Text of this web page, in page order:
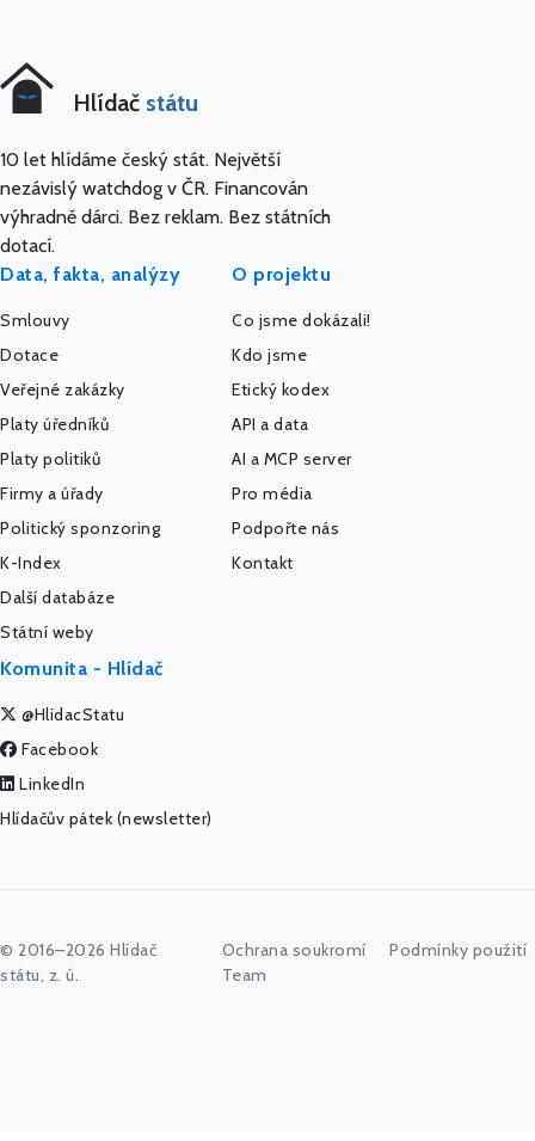
Hlídač státu
10 let hlídáme český stát. Největší
nezávislý watchdog v ČR. Financován
výhradně dárci. Bez reklam. Bez státních
dotací.
Data, fakta, analýzy
Smlouvy
Dotace
Veřejné zakázky
Platy úředníků
Platy politiků
Firmy a úřady
Politický sponzoring
K-Index
Další databáze
Státní weby
O projektu
Co jsme dokázali!
Kdo jsme
Etický kodex
API a data
AI a MCP server
Pro média
Podpořte nás
Kontakt
Komunita - Hlídač
@HlidacStatu
Facebook
LinkedIn
Hlídačův pátek (newsletter)
© 2016–2026 Hlídač
státu, z. ú.
Ochrana soukromí
Podmínky použití
Team